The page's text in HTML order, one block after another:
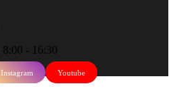
8:00 - 16:30
Instagram Youtube